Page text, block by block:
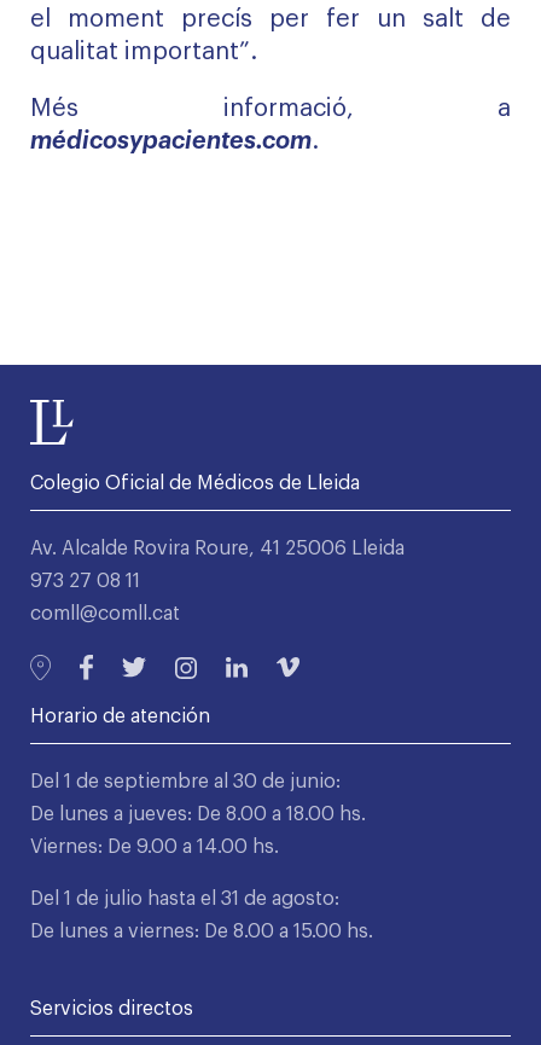
el moment precís per fer un salt de
qualitat important”.
Més informació, a
médicosypacientes.com.
Colegio Oficial de Médicos de Lleida
Av. Alcalde Rovira Roure, 41 25006 Lleida
973 27 08 11
comll@comll.cat
Horario de atención
Del 1 de septiembre al 30 de junio:
De lunes a jueves: De 8.00 a 18.00 hs.
Viernes: De 9.00 a 14.00 hs.
Del 1 de julio hasta el 31 de agosto:
De lunes a viernes: De 8.00 a 15.00 hs.
Servicios directos